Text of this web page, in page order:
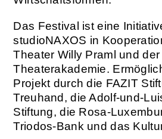
Das Festival ist eine
studioNAXOS in
Theater Willy Praml und
Theaterakademie.
Projekt durch die FAZIT
Treuhand, die Adolf-und-
Stiftung, die Rosa-
Triodos-Bank und das